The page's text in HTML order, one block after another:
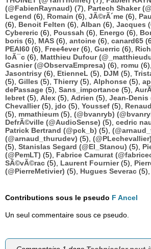
(@FabienRaynaud) (7), Partech Shaker
Legend (6), Romain (6), JÃ©rÃ´me (6),
(6), Benoit Felten (6), Alban (6), Jacques
Cybereric (6), Poussah (6), Energo (6),
boris (6), MAS (6), antoine (6), canard65
PEAI60 (6), Free4ever(6), Guerric (6),
loÃ¯c (6), Matthieu Dufour
Gasnier (@ObservaEmpresa) (6), romu (6),
Jasontrisy (6), EtienneL (5), DJM (5),
(5), Gilles (5), Thierry (5), Alphonse (5),
dePassage (5), Sans_importance (5),
lebret (5), Alex (5), Adrien (5), Jean-Denis
Chevallier(5), jdo (5), Youssef (5), Renaud
(5), mmathieum (5), (@bvanryb)
DefrÃ©ville (@AudioSense) (5), cedric
Patrick Bertrand (@pck_b) (5),
(@arnaud_thurudev) (5),
(5), Stanislas Segard (@El_Stanou) (5),
(@PemLT) (5), Fabrice Camurat
SÃ©vÃ©rac (5), Laurent Fournier(5),
(@PierreMetivier) (5), Hugues Severac (5),
Contributions sous le pseudo F Ancel
Un seul commentaire sous ce pseudo.